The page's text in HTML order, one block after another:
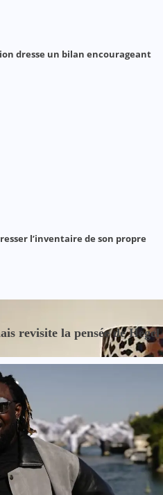
dresse un bilan encourageant
l’inventaire de son propre
revisite la pensée de Hegel